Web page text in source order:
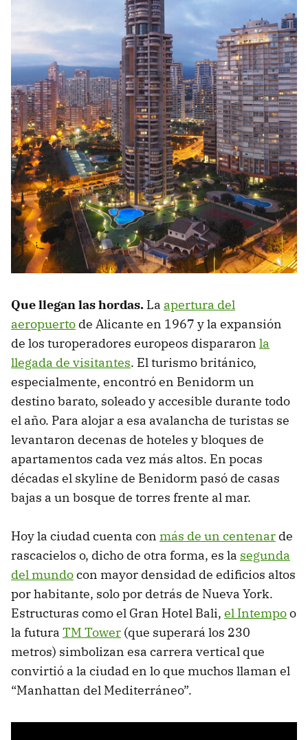
Que llegan las hordas. La apertura del
aeropuerto de Alicante en 1967 y la expansión
de los turoperadores europeos dispararon la
llegada de visitantes. El turismo británico,
especialmente, encontró en Benidorm un
destino barato, soleado y accesible durante todo
el año. Para alojar a esa avalancha de turistas se
levantaron decenas de hoteles y bloques de
apartamentos cada vez más altos. En pocas
décadas el skyline de Benidorm pasó de casas
bajas a un bosque de torres frente al mar.
Hoy la ciudad cuenta con más de un centenar de
rascacielos o, dicho de otra forma, es la segunda
del mundocon mayor densidad de edificios altos
por habitante, solo por detrás de Nueva York.
Estructuras como el Gran Hotel Bali, el Intempoo
la futura TM Tower (que superará los 230
metros) simbolizan esa carrera vertical que
convirtió a la ciudad en lo que muchos llaman el
“Manhattan del Mediterráneo”.